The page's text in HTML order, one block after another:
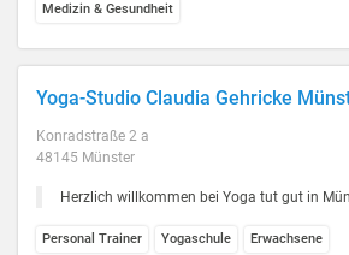
Medizin & Gesundheit
Yoga-Studio Claudia Gehricke
Konradstraße 2 a
48145 Münster
Herzlich willkommen bei Yoga tut gut in
Personal Trainer Yogaschule Erwachsene